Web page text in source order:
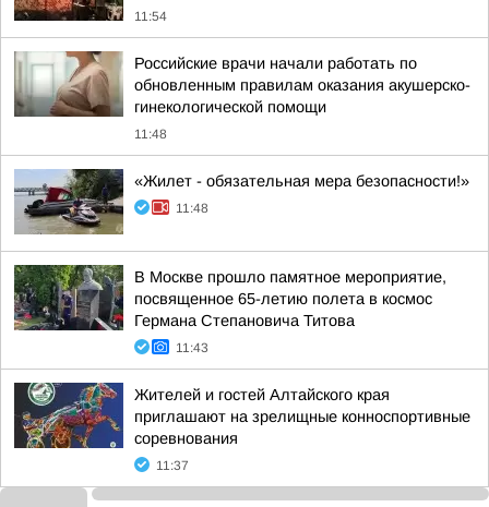
11:54
Российские врачи начали работать по
обновленным правилам оказания акушерско-
гинекологической помощи
11:48
«Жилет - обязательная мера безопасности!»
11:48
В Москве прошло памятное мероприятие,
посвященное 65-летию полета в космос
Германа Степановича Титова
11:43
Жителей и гостей Алтайского края
приглашают на зрелищные конноспортивные
соревнования
11:37